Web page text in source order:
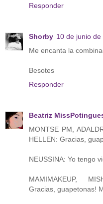
Responder
Shorby 10 de junio
Me encanta la
Besotes
Responder
Beatriz
MONTSE PM,
HELLEN: Gracias,
NEUSSINA: Yo tengo
MAMIMAKEUP,
Gracias, guapetonas!